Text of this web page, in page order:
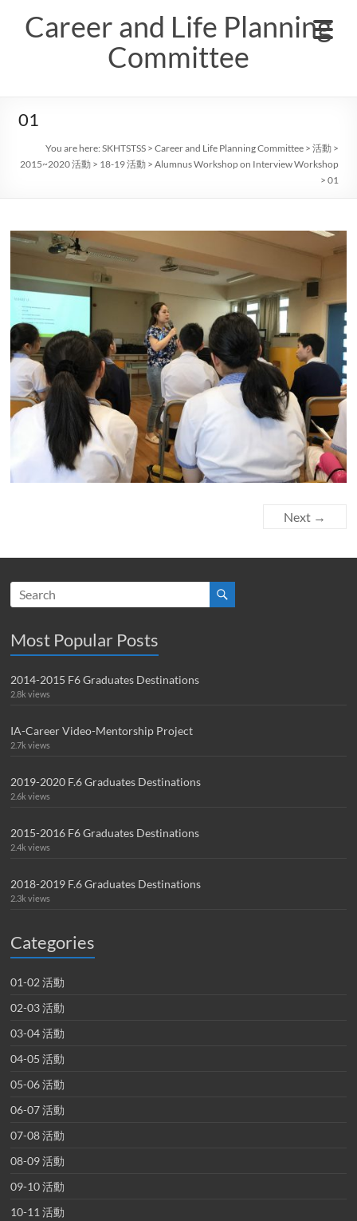
contentCareer and Life Planning
Committee
01
You are here:SKHTSTSS >Career and Life Planning Committee >活動 >
2015~2020 活動 > 18-19 活動 >Alumnus Workshop on Interview Workshop
>01
Next →
Most Popular Posts
2014-2015 F6 Graduates Destinations
2.8k views
IA-Career Video-Mentorship Project
2.7k views
2019-2020 F.6 Graduates Destinations
2.6k views
2015-2016 F6 Graduates Destinations
2.4k views
2018-2019 F.6 Graduates Destinations
2.3k views
Categories
01-02 活動
02-03 活動
03-04 活動
04-05 活動
05-06 活動
06-07 活動
07-08 活動
08-09 活動
09-10 活動
10-11 活動